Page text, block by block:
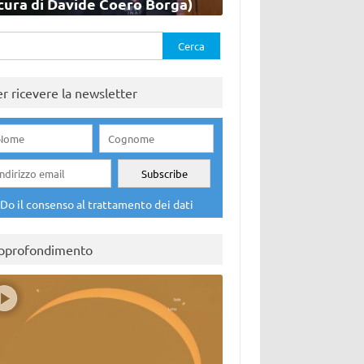
ricevere la newsletter
Do il consenso al trattamento dei dati